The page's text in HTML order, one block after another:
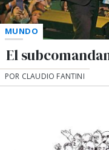
MUNDO
El
POR CLAUDIO FANTINI